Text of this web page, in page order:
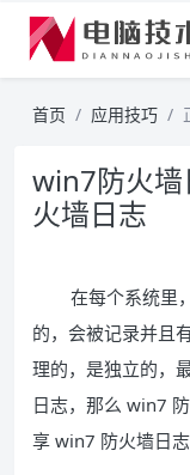
首页 应用技巧
win7防火
火墙日志
在每个系统里
的，会被记录并且
理的，是独立的，
日志，那么 win7
享 win7 防火墙日志